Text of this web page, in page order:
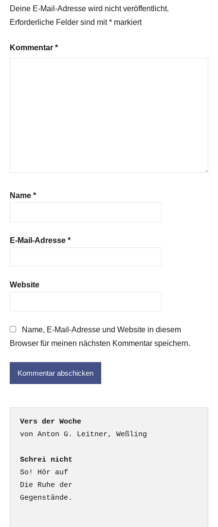
Deine E-Mail-Adresse wird nicht veröffentlicht.
Erforderliche Felder sind mit* markiert
Kommentar *
Name *
E-Mail-Adresse *
Website
Name, E-Mail-Adresse und Website in diesem
Browser für meinen nächsten Kommentar speichern.
Vers der Woche
Schrei nicht
So! Hör auf
Die Ruhe der
Gegenstände.